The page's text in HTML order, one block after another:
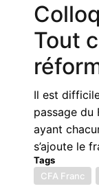
Tout
Il est
passage du
ayant
s’ajoute le
Tags
CFA Franc